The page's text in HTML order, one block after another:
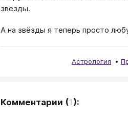
звезды.
А на звёзды я теперь просто
Астрология
Комментарии (1):